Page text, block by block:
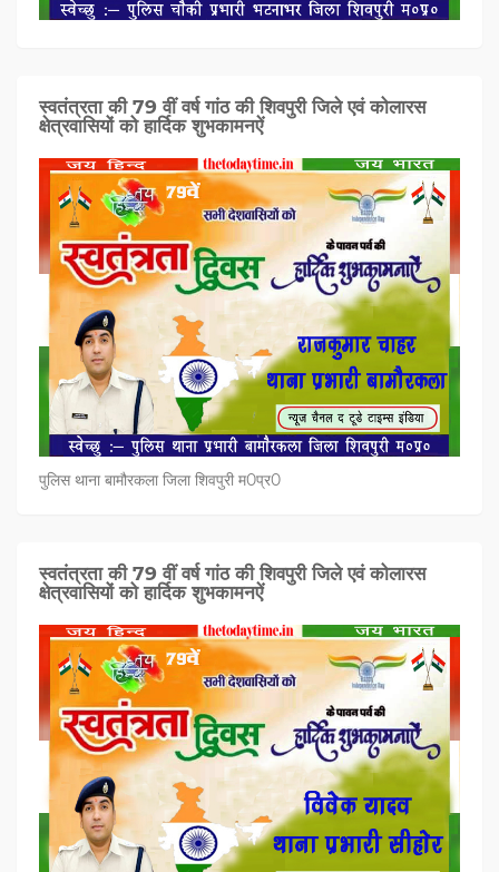
स्वतंत्रता की 79 वीं वर्ष गांठ की शिवपुरी जिले एवं कोलारस
क्षेत्रवासियों को हार्दिक शुभकामनऐं
पुलिस थाना बामौरकला जिला शिवपुरी म0प्र0
स्वतंत्रता की 79 वीं वर्ष गांठ की शिवपुरी जिले एवं कोलारस
क्षेत्रवासियों को हार्दिक शुभकामनऐं